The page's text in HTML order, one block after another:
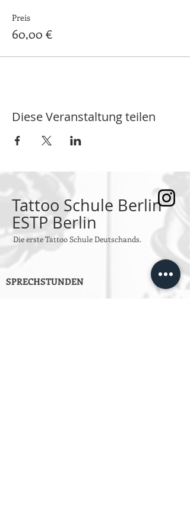
Preis
60,00 €
Diese Veranstaltung teilen
Tattoo Schule Berlin
ESTP Berlin
Die erste Tattoo Schule Deutschands.
SPRECHSTUNDEN